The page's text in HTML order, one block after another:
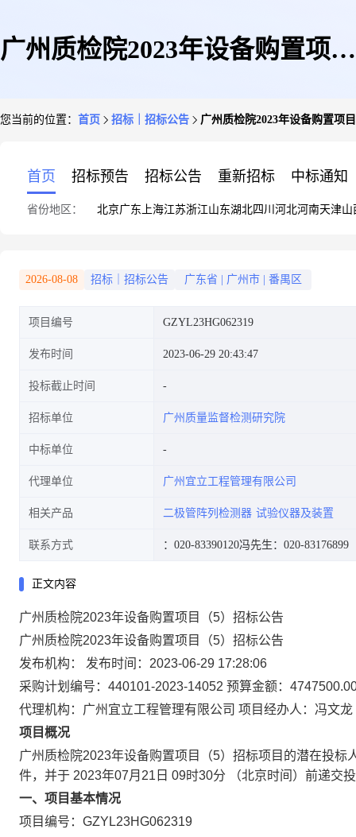
广州质检院2023年设备购置项目
您当前的位置： 首页 招标｜招标公告 广州质检院2023年设备购置项
首页 招标预告 招标公告 重新招标 中标通知
省份地区： 北京广东 上海江苏浙江山东湖北四川 河北河南天津山
2026-08-08 招标｜招标公告 广东省 广州市 番禺区
项目编号 GZYL23HG062319
发布时间 2023-06-29 20:43:47
投标截止时间
招标单位 广州质量监督检测研究院
中标单位
代理单位 广州宜立工程管理有限公司
相关产品 二极管阵列检测器 试验仪器及装置
联系方式 ：020-83390120冯先生：020-83176899
正文内容
广州质检院2023年设备购置项目（5）招标公告
广州质检院2023年设备购置项目（5）招标公告
发布机构：
发布时间：2023-06-29 17:28:06
采购计划编号：440101-2023-14052 预算金额：
代理机构：广州宜立工程管理有限公司 项目经办人：冯文龙
项目概况
广州质检院2023年设备购置项目（5） 招标项目的潜在投标
件，并于 2023年07月21日 09时30分
（北京时间）前递交
一、项目基本情况
项目编号：GZYL23HG062319